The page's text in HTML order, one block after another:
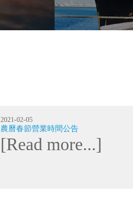
2021-02-05
農曆春節營業時間公告
[Read more...]